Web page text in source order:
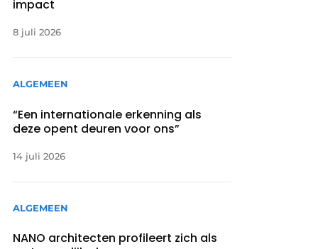
impact
8 juli 2026
ALGEMEEN
“Een internationale erkenning als
deze opent deuren voor ons”
14 juli 2026
ALGEMEEN
NANO architecten profileert zich als